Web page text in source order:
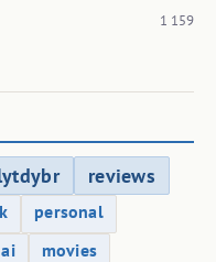
1 159
reviews
personal
ai
movies